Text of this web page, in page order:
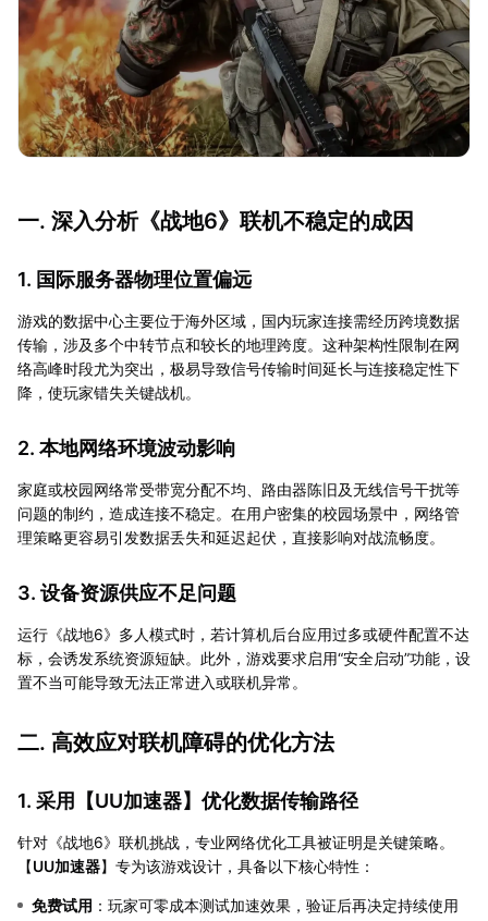
一. 深入分析《战地6》联机不稳定的成因
1. 国际服务器物理位置偏远
游戏的数据中心主要位于海外区域，国内玩家连接需经历跨境数据
传输，涉及多个中转节点和较长的地理跨度。这种架构性限制在网
络高峰时段尤为突出，极易导致信号传输时间延长与连接稳定性下
降，使玩家错失关键战机。
2. 本地网络环境波动影响
家庭或校园网络常受带宽分配不均、路由器陈旧及无线信号干扰等
问题的制约，造成连接不稳定。在用户密集的校园场景中，网络管
理策略更容易引发数据丢失和延迟起伏，直接影响对战流畅度。
3. 设备资源供应不足问题
运行《战地6》多人模式时，若计算机后台应用过多或硬件配置不达
标，会诱发系统资源短缺。此外，游戏要求启用“安全启动”功能，设
置不当可能导致无法正常进入或联机异常。
二. 高效应对联机障碍的优化方法
1. 采用【UU加速器】优化数据传输路径
针对《战地6》联机挑战，专业网络优化工具被证明是关键策略。
【UU加速器】专为该游戏设计，具备以下核心特性：
免费试用 ：玩家可零成本测试加速效果，验证后再决定持续使用